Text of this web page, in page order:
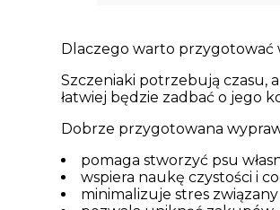
Dlaczego warto przygotować
Szczeniaki potrzebują czasu,
łatwiej będzie zadbać o jego
Dobrze przygotowana
pomaga stworzyć psu
wspiera naukę czystości i
minimalizuje stres